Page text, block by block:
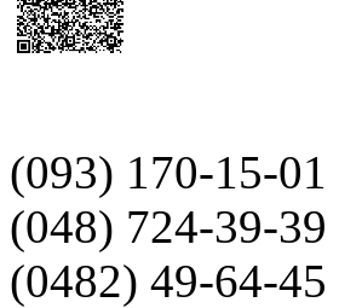
(093) 170-15-01
(048) 724-39-39
(0482) 49-64-45